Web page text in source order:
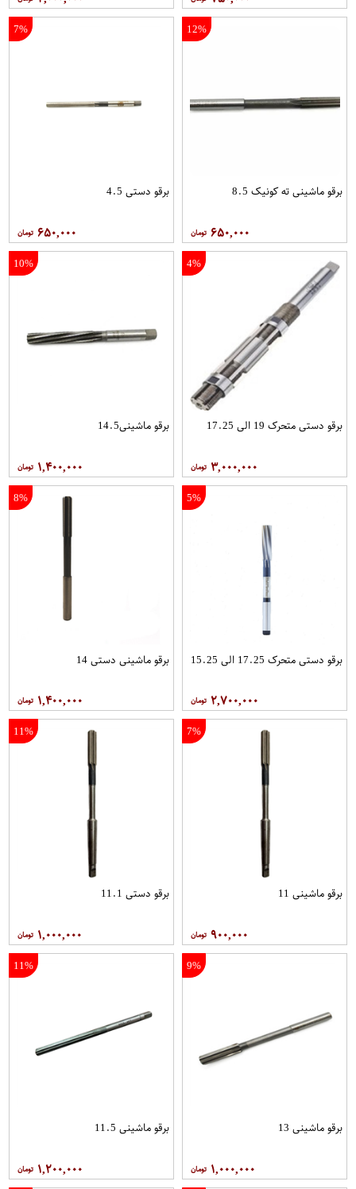
12%
برقو ماشینی ته کونیک 8.5
۶۵۰,۰۰۰
7%
برقو دستی 4.5
۶۵۰,۰۰۰
4%
برقو دستی متحرک 19 الی 17.25
۳,۰۰۰,۰۰۰
10%
برقو ماشینی14.5
۱,۴۰۰,۰۰۰
5%
برقو دستی متحرک 17.25 الی 15.25
۲,۷۰۰,۰۰۰
8%
برقو ماشینی دستی 14
۱,۴۰۰,۰۰۰
7%
برقو ماشینی 11
۹۰۰,۰۰۰
11%
برقو دستی 11.1
۱,۰۰۰,۰۰۰
9%
برقو ماشینی 13
۱,۰۰۰,۰۰۰
11%
برقو ماشینی 11.5
۱,۲۰۰,۰۰۰